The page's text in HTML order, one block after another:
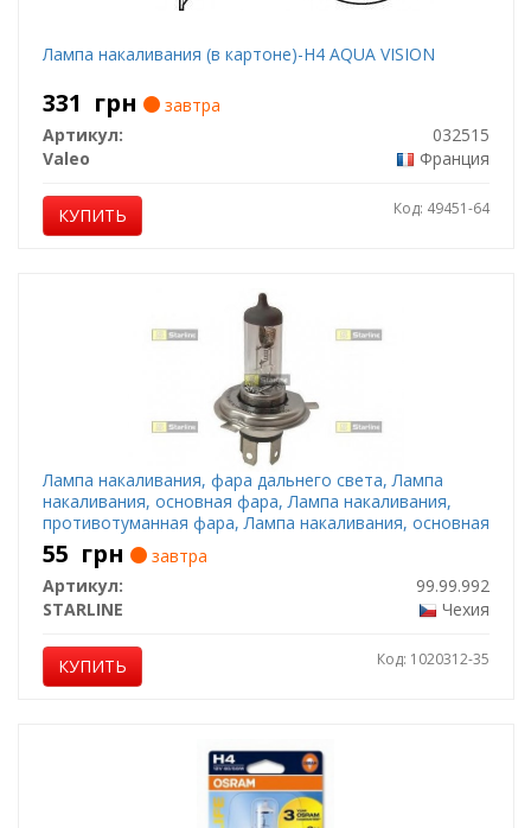
Лампа накаливания (в картоне)-H4 AQUA VISION
331 грн
завтра
Артикул:
032515
Valeo
Франция
КУПИТЬ Код: 49451-64
Лампа накаливания, фара дальнего света, Лампа
накаливания, основная фара, Лампа накаливания,
противотуманная фара, Лампа накаливания, основная
фара, Лампа накаливания, фара дальнего света,
Лампа накаливания, противотуманная фара
55 грн
завтра
Артикул:
99.99.992
STARLINE
Чехия
КУПИТЬ Код: 1020312-35